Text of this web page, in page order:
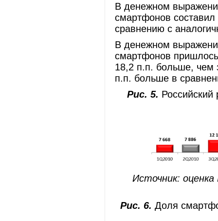
В денежном
смартфонов
сравнению с
В денежном
смартфонов
18,2 п.п. больше, чем
п.п. больше в
Рис. 5.
Источник:
Рис. 6. Доля